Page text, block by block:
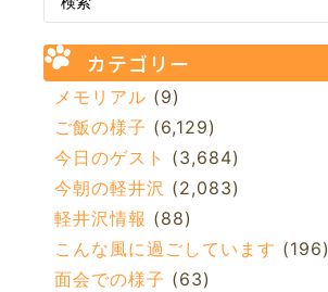
カテゴリー
メモリアル (9)
ご飯の様子 (6,129)
今日のゲスト (3,684)
今朝の軽井沢 (2,083)
軽井沢情報 (88)
こんな風に過ごしています (196)
面会での様子 (63)